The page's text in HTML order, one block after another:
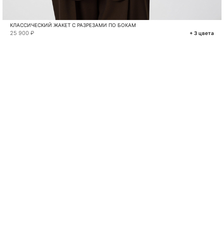
КЛАССИЧЕСКИЙ ЖАКЕТ С РАЗРЕЗАМИ ПО БОКАМ
25 900 ₽ + 3 цвета